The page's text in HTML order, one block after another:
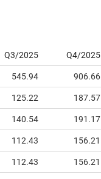
Q3/2025 Q4/2025
545.94 906.66
125.22 187.57
140.54 191.17
112.43 156.21
112.43 156.21